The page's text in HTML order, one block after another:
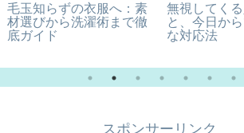
毛玉知らずの衣服へ：素
材選びから洗濯術まで徹
底ガイド
無視してく
と、今日か
な対応法
スポンサーリンク